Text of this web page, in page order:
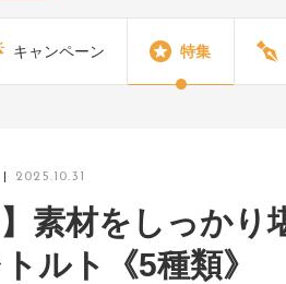
キャンペーン 特集
2025.10.31
】素材をしっか
ルト《5種類》